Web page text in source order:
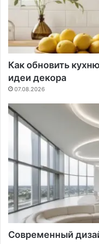
Как обновить
идеи декора
07.08.2026
Современный